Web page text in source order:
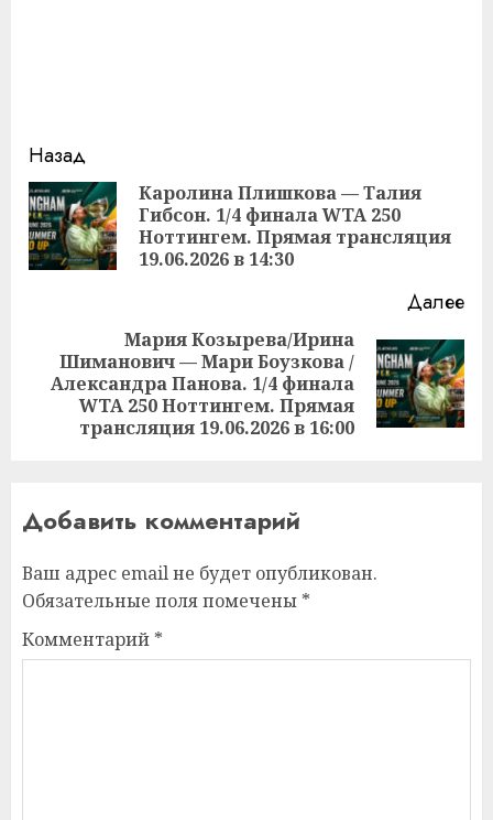
Продолжить
чтение
Назад
Каролина Плишкова — Талия
Гибсон. 1/4 финала WTA 250
Ноттингем. Прямая трансляция
19.06.2026 в 14:30
Далее
Следующая
запись:
Мария Козырева/Ирина
Шиманович — Мари Боузкова /
Александра Панова. 1/4 финала
WTA 250 Ноттингем. Прямая
трансляция 19.06.2026 в 16:00
Добавить комментарий
Ваш адрес email не будет опубликован.
Обязательные поля помечены *
Комментарий *